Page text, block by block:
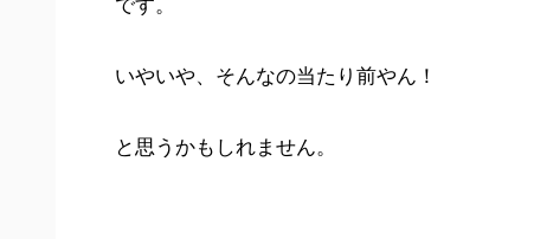
いやいや、そんなの当たり前やん！
と思うかもしれません。